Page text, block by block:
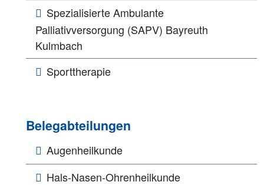
Spezialisierte Ambulante
Palliativversorgung (SAPV) Bayreuth
Kulmbach
Sporttherapie
Belegabteilungen
Augenheilkunde
Hals-Nasen-Ohrenheilkunde